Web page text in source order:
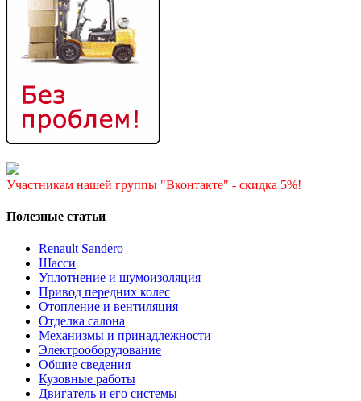
Участникам нашей группы "Вконтакте" - скидка 5%!
Полезные статьи
Renault Sandero
Шасси
Уплотнение и шумоизоляция
Привод передних колес
Отопление и вентиляция
Отделка салона
Механизмы и принадлежности
Электрооборудование
Общие сведения
Кузовные работы
Двигатель и его системы